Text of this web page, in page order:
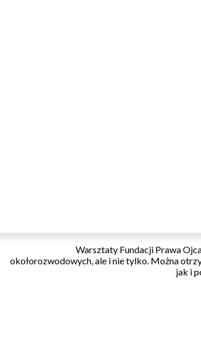
Warsztaty Fundacji Prawa
okołorozwodowych, ale i nie tylko. Można
jak i